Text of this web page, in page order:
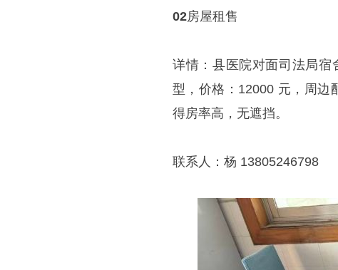
02房屋租售
详情：县医院对面司法局宿
型，价格：12000 元，周边
得房率高，无遮挡。
联系人：杨 13805246798